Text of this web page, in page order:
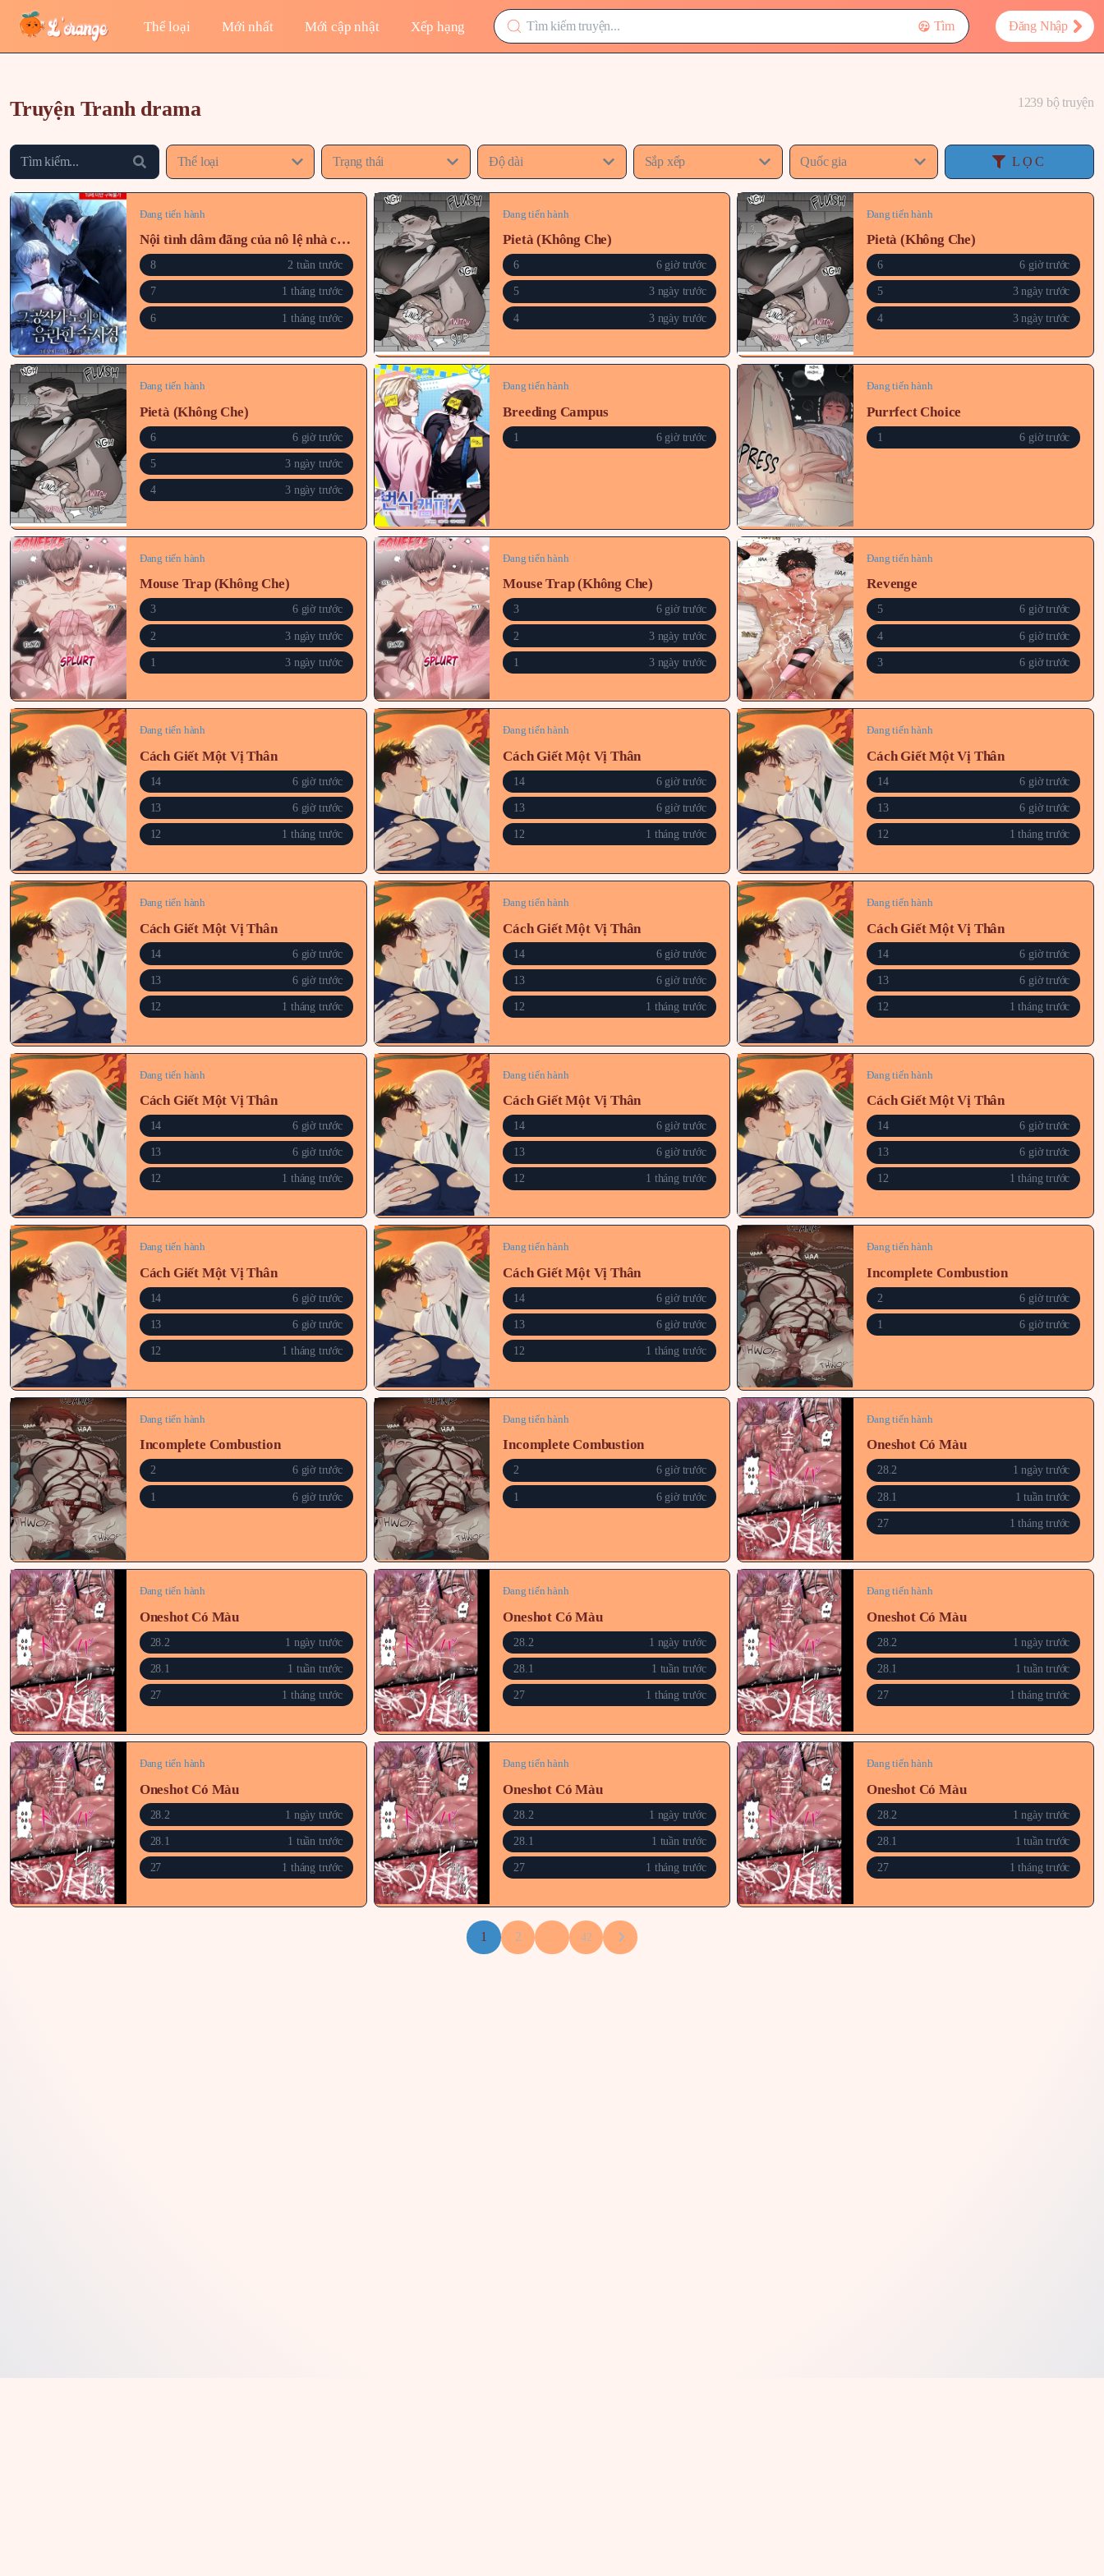
Thể loại Mới nhất Mới cập nhật Xếp hạng Tìm Đăng Nhập
Truyện Tranh drama 1239 bộ truyện
Thể loại Trạng thái Độ dài Sắp xếp Quốc gia LỌC
Đang tiến hành
Nội tình dâm đãng của nô lệ nhà công tước
8 2 tuần trước
7 1 tháng trước
6 1 tháng trước
Đang tiến hành
Pietà (Không Che)
6 6 giờ trước
5 3 ngày trước
4 3 ngày trước
Đang tiến hành
Pietà (Không Che)
6 6 giờ trước
5 3 ngày trước
4 3 ngày trước
Đang tiến hành
Pietà (Không Che)
6 6 giờ trước
5 3 ngày trước
4 3 ngày trước
Đang tiến hành
Breeding Campus
1 6 giờ trước
Đang tiến hành
Purrfect Choice
1 6 giờ trước
Đang tiến hành
Mouse Trap (Không Che)
3 6 giờ trước
2 3 ngày trước
1 3 ngày trước
Đang tiến hành
Mouse Trap (Không Che)
3 6 giờ trước
2 3 ngày trước
1 3 ngày trước
Đang tiến hành
Revenge
5 6 giờ trước
4 6 giờ trước
3 6 giờ trước
Đang tiến hành
Cách Giết Một Vị Thân
14 6 giờ trước
13 6 giờ trước
12 1 tháng trước
Đang tiến hành
Cách Giết Một Vị Thân
14 6 giờ trước
13 6 giờ trước
12 1 tháng trước
Đang tiến hành
Cách Giết Một Vị Thân
14 6 giờ trước
13 6 giờ trước
12 1 tháng trước
Đang tiến hành
Cách Giết Một Vị Thân
14 6 giờ trước
13 6 giờ trước
12 1 tháng trước
Đang tiến hành
Cách Giết Một Vị Thân
14 6 giờ trước
13 6 giờ trước
12 1 tháng trước
Đang tiến hành
Cách Giết Một Vị Thân
14 6 giờ trước
13 6 giờ trước
12 1 tháng trước
Đang tiến hành
Cách Giết Một Vị Thân
14 6 giờ trước
13 6 giờ trước
12 1 tháng trước
Đang tiến hành
Cách Giết Một Vị Thân
14 6 giờ trước
13 6 giờ trước
12 1 tháng trước
Đang tiến hành
Cách Giết Một Vị Thân
14 6 giờ trước
13 6 giờ trước
12 1 tháng trước
Đang tiến hành
Cách Giết Một Vị Thân
14 6 giờ trước
13 6 giờ trước
12 1 tháng trước
Đang tiến hành
Cách Giết Một Vị Thân
14 6 giờ trước
13 6 giờ trước
12 1 tháng trước
Đang tiến hành
Incomplete Combustion
2 6 giờ trước
1 6 giờ trước
Đang tiến hành
Incomplete Combustion
2 6 giờ trước
1 6 giờ trước
Đang tiến hành
Incomplete Combustion
2 6 giờ trước
1 6 giờ trước
Đang tiến hành
Oneshot Có Màu
28.2 1 ngày trước
28.1 1 tuần trước
27 1 tháng trước
Đang tiến hành
Oneshot Có Màu
28.2 1 ngày trước
28.1 1 tuần trước
27 1 tháng trước
Đang tiến hành
Oneshot Có Màu
28.2 1 ngày trước
28.1 1 tuần trước
27 1 tháng trước
Đang tiến hành
Oneshot Có Màu
28.2 1 ngày trước
28.1 1 tuần trước
27 1 tháng trước
Đang tiến hành
Oneshot Có Màu
28.2 1 ngày trước
28.1 1 tuần trước
27 1 tháng trước
Đang tiến hành
Oneshot Có Màu
28.2 1 ngày trước
28.1 1 tuần trước
27 1 tháng trước
Đang tiến hành
Oneshot Có Màu
28.2 1 ngày trước
28.1 1 tuần trước
27 1 tháng trước
1 2 42